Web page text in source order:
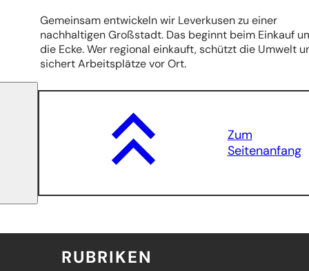
Gemeinsam entwickeln wir Leverkusen zu einer
nachhaltigen Großstadt. Das beginnt beim Einkauf
die Ecke. Wer regional einkauft, schützt die Umwelt
sichert Arbeitsplätze vor Ort.
Zum
Seitenanfang
RUBRIKEN